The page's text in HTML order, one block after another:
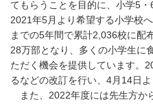
てもらうことを目的に、小学5・
2021年5月より希望する小学校
までの5年間で累計2,036校に配
28万部となり、多くの小学生に
ただく機会を提供しています。
るなどの改訂を行い、4月14日よ
また、2022年度には先生方か